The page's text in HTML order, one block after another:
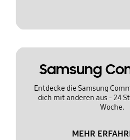
Samsung
Entdecke die Samsung
dich mit anderen aus - 24
Woche.
MEHR